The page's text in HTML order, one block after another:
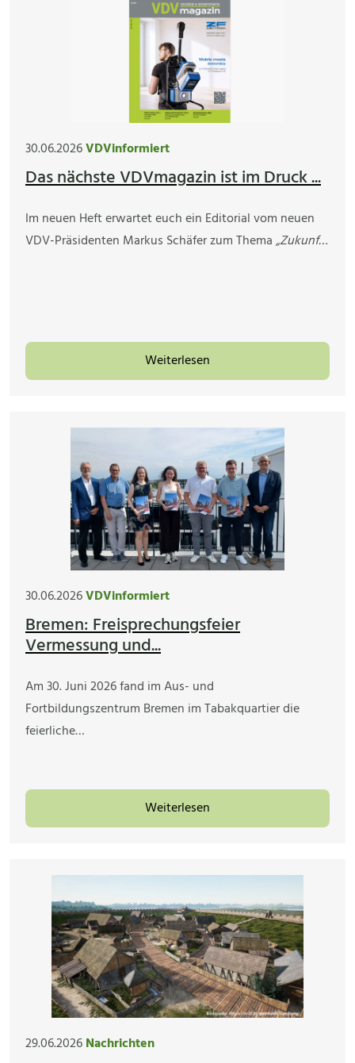
30.06.2026VDVinformiert
Das nächste VDVmagazin ist im Druck ...
Im neuen Heft erwartet euch ein Editorial vom neuen
VDV-Präsidenten Markus Schäfer zum Thema„Zukunf…
Weiterlesen
30.06.2026VDVinformiert
Bremen: Freisprechungsfeier
Vermessung und...
Am 30. Juni 2026 fand im Aus- und
Fortbildungszentrum Bremen im Tabakquartier die
feierliche…
Weiterlesen
29.06.2026Nachrichten